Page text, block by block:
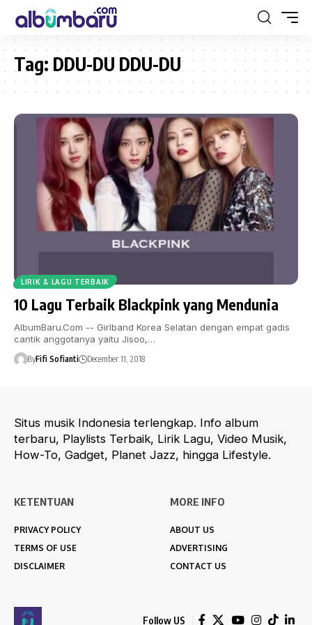
Tag: DDU-DU DDU-DU
LIRIK & LAGU TERBAIK
10 Lagu Terbaik Blackpink yang Mendunia
AlbumBaru.Com -- Girlband Korea Selatan dengan empat gadis
cantik anggotanya yaitu Jisoo,…
ByFifi Sofianti December 11, 2018
Situs musik Indonesia terlengkap. Info album
terbaru, Playlists Terbaik, Lirik Lagu, Video Musik,
How-To, Gadget, Planet Jazz, hingga Lifestyle.
KETENTUAN
PRIVACY POLICY
TERMS OF USE
DISCLAIMER
MORE INFO
ABOUT US
ADVERTISING
CONTACT US
Follow US